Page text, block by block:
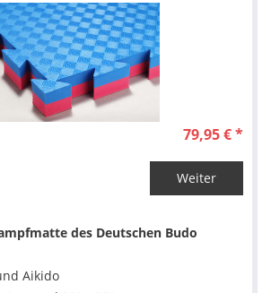
79,95 € *
Weiter
des Deutschen Budo
Aikido